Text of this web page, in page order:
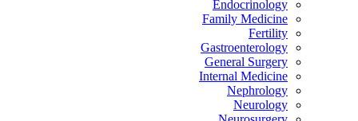
Endocrinology
Family Medicine
Fertility
Gastroenterology
General Surgery
Internal Medicine
Nephrology
Neurology